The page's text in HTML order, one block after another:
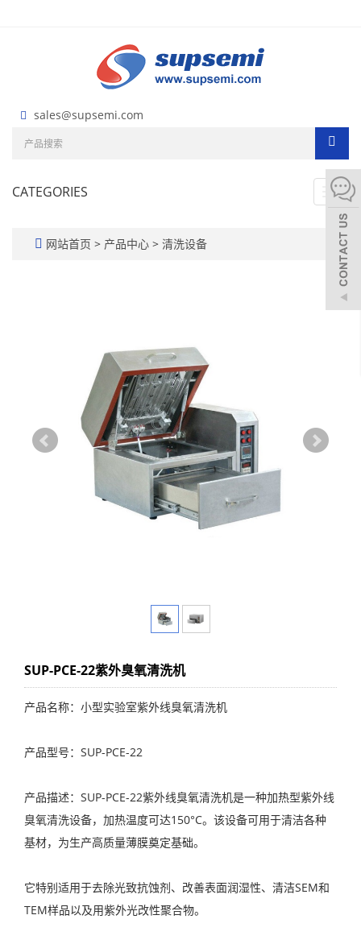
sales@supsemi.com
CATEGORIES
网站首页 > 产品中心 > 清洗设备
SUP-PCE-22紫外臭氧清洗机
产品名称：小型实验室紫外线臭氧清洗机
产品型号：SUP-PCE-22
产品描述：SUP-PCE-22紫外线臭氧清洗机是一种加热型紫外线
臭氧清洗设备，加热温度可达150°C。该设备可用于清洁各种
基材，为生产高质量薄膜奠定基础。
它特别适用于去除光致抗蚀剂、改善表面润湿性、清洁SEM和
TEM样品以及用紫外光改性聚合物。